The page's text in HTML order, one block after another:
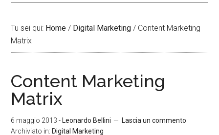
Tu sei qui: Home / Digital Marketing / Content Marketing
Matrix
Content Marketing
Matrix
6 maggio 2013 - Leonardo Bellini
Lascia un commento
Archiviato in: Digital Marketing